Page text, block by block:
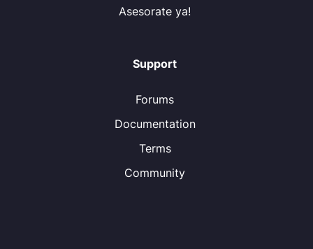
Asesorate ya!
Support
Forums
Documentation
Terms
Community